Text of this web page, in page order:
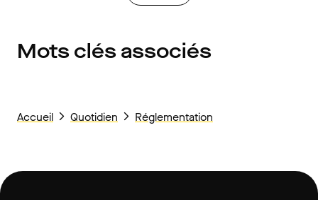
Mots clés associés
Accueil Quotidien Réglementation